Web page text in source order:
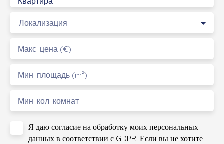
Локализация
Макс. цена (€)
Мин. площадь (m²)
Мин. кол. комнат
Я даю согласие на обработку моих персональных
данных в соответствии с GDPR. Если вы не хотите